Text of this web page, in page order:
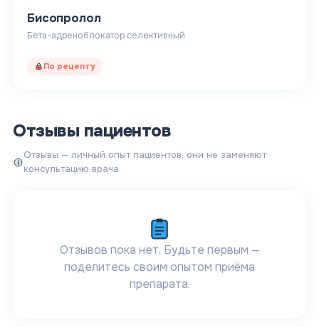
Бисопролол
Бета-адреноблокатор селективный
По рецепту
Отзывы пациентов
Отзывы — личный опыт пациентов, они не заменяют
консультацию врача.
Отзывов пока нет. Будьте первым —
поделитесь своим опытом приёма
препарата.